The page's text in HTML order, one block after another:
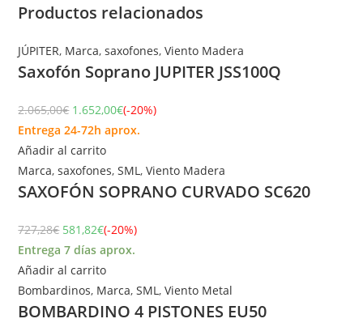
Productos relacionados
JÚPITER, Marca,saxofones,Viento Madera
Saxofón Soprano JUPITER JSS100Q
2.065,00€ 1.652,00€(-20%)
Entrega 24-72h aprox.
Añadir al carrito
Marca,saxofones,SML,Viento Madera
SAXOFÓN SOPRANO CURVADO SC620
727,28€ 581,82€(-20%)
Entrega 7 días aprox.
Añadir al carrito
Bombardinos, Marca,SML,Viento Metal
BOMBARDINO 4 PISTONES EU50